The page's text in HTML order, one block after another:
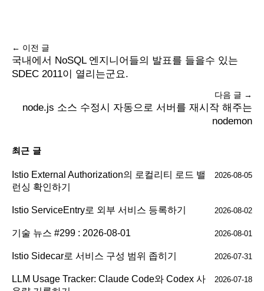
← 이전 글
국내에서 NoSQL 엔지니어들의 발표를 들을수 있는
SDEC 2011이 열리는군요.
다음 글 →
node.js 소스 수정시 자동으로 서버를 재시작 해주는
nodemon
최근 글
Istio External Authorization의 로컬리티 로드 밸
런싱 확인하기
2026-08-05
Istio ServiceEntry로 외부 서비스 등록하기 2026-08-02
기술 뉴스 #299 : 2026-08-01 2026-08-01
Istio Sidecar로 서비스 구성 범위 좁히기 2026-07-31
LLM Usage Tracker: Claude Code와 Codex 사
2026-07-18